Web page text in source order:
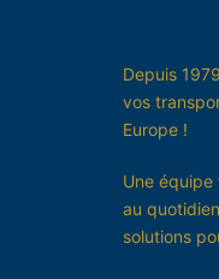
Depuis
vos
Europe !
Une
au
solutions